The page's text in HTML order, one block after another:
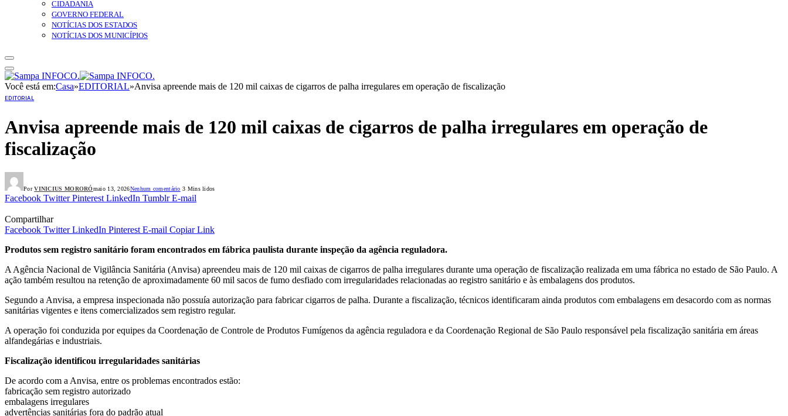
CIDADANIA
GOVERNO FEDERAL
NOTÍCIAS DOS ESTADOS
NOTÍCIAS DOS MUNICÍPIOS
Você está em:Casa»EDITORIAL»Anvisa apreende mais de 120 mil caixas de cigarros de palha irregulares em operação de fiscalização
EDITORIAL
Anvisa apreende mais de 120 mil caixas de cigarros de palha irregulares em operação de
fiscalização
Por VINICIUS MORORÓmaio 13, 2026Nenhum comentário 3 Mins lidos
Facebook Twitter Pinterest LinkedIn Tumblr E-mail
Compartilhar
Facebook Twitter LinkedIn Pinterest E-mail Copiar Link
Produtos sem registro sanitário foram encontrados em fábrica paulista durante inspeção da agência reguladora.
A Agência Nacional de Vigilância Sanitária (Anvisa) apreendeu mais de 120 mil caixas de cigarros de palha irregulares durante uma operação de fiscalização realizada em uma fábrica no estado de São Paulo. A
ação também resultou na retenção de aproximadamente 60 mil sacos de fumo desfiado com irregularidades relacionadas ao registro sanitário e às embalagens dos produtos.
Segundo a Anvisa, a empresa inspecionada não possuía autorização para fabricar cigarros de palha. Durante a fiscalização, técnicos identificaram ainda produtos com embalagens em desacordo com as normas
sanitárias vigentes e itens comercializados sem registro regular.
A operação foi conduzida por equipes da Coordenação de Controle de Produtos Fumígenos da agência reguladora e da Coordenação Regional de São Paulo responsável pela fiscalização sanitária em áreas
alfandegárias e industriais.
Fiscalização identificou irregularidades sanitárias
De acordo com a Anvisa, entre os problemas encontrados estão:
fabricação sem registro autorizado
embalagens irregulares
advertências sanitárias fora do padrão atual